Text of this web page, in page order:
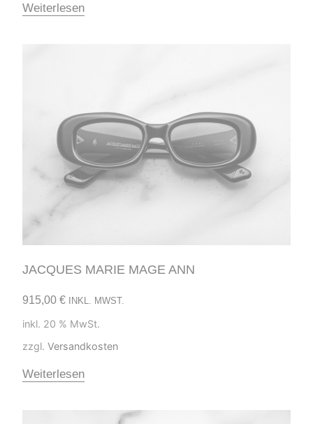
Weiterlesen
JACQUES MARIE MAGE ANN
915,00 € INKL. MWST.
inkl. 20 % MwSt.
zzgl. Versandkosten
Weiterlesen